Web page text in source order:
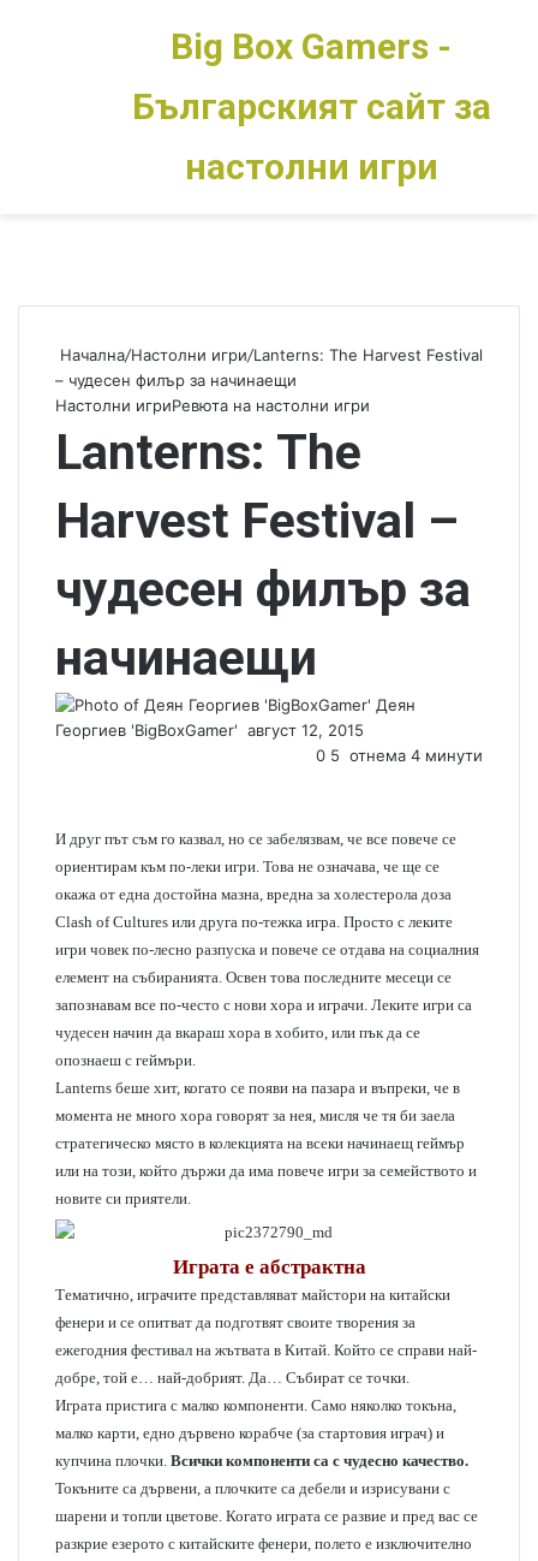
Switch skin
Big Box Gamers -
Българският сайт за
настолни игри
Начална/Настолни игри/Lanterns: The Harvest Festival
– чудесен филър за начинаещи
Настолни игриРевюта на настолни игри
Lanterns: The
Harvest Festival –
чудесен филър за
начинаещи
Деян
Георгиев 'BigBoxGamer' S
m
a
i
l
август 12, 2015
0 5 отнема 4 минути
И друг път съм го казвал, но се забелязвам, че все повече се
ориентирам към по-леки игри. Това не означава, че ще се
окажа от една достойна мазна, вредна за холестерола доза
Clash of Cultures или друга по-тежка игра. Просто с леките
игри човек по-лесно разпуска и повече се отдава на социалния
елемент на събиранията. Освен това последните месеци се
запознавам все по-често с нови хора и играчи. Леките игри са
чудесен начин да вкараш хора в хобито, или пък да се
опознаеш с геймъри.
Lanterns беше хит, когато се появи на пазара и въпреки, че в
момента не много хора говорят за нея, мисля че тя би заела
стратегическо място в колекцията на всеки начинаещ геймър
или на този, който държи да има повече игри за семейството и
новите си приятели.
Играта е абстрактна
Тематично, играчите представляват майстори на китайски
фенери и се опитват да подготвят своите творения за
ежегодния фестивал на жътвата в Китай. Който се справи най-
добре, той е… най-добрият. Да… Събират се точки.
Играта пристига с малко компоненти. Само няколко токъна,
малко карти, едно дървено корабче (за стартовия играч) и
купчина плочки. Всички компоненти са с чудесно качество.
Токъните са дървени, а плочките са дебели и изрисувани с
шарени и топли цветове. Когато играта се развие и пред вас се
разкрие езерото с китайските фенери, полето е изключително